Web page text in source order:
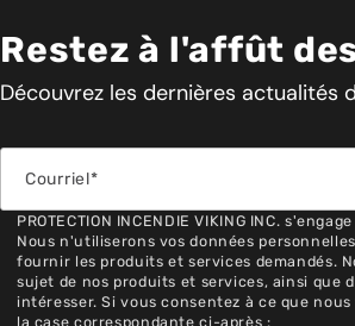
Restez à l'affût
Découvrez les dernières actualités
PROTECTION INCENDIE VIKING INC.
Nous n'utiliserons vos données
fournir les produits et services demandés.
sujet de nos produits et services, ainsi que
intéresser. Si vous consentez à ce que
la case correspondante ci-après :